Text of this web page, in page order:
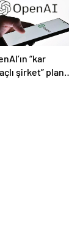
“kar
şirket” planı